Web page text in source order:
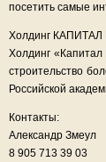
посетить самые
Холдинг КАПИТАЛ
Холдинг «Капитал
строительство
Российской
Контакты:
Александр Змеул
8 905 713 39 03